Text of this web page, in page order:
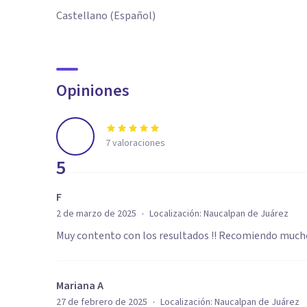
Castellano (Español)
Opiniones
5
7valoraciones
F
2 de marzo de 2025 · Localización: Naucalpan de Juárez
Muy contento con los resultados !! Recomiendo
Mariana A
27 de febrero de 2025 · Localización: Naucalpan de Juárez